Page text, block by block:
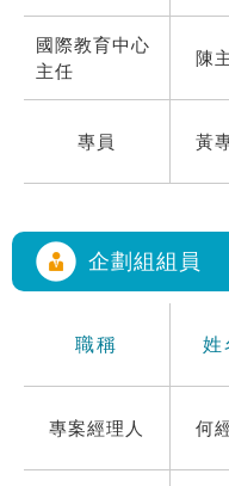
國際教育中心
主任
陳
專員 黃
企劃組組員
職稱 姓
專案經理人 何